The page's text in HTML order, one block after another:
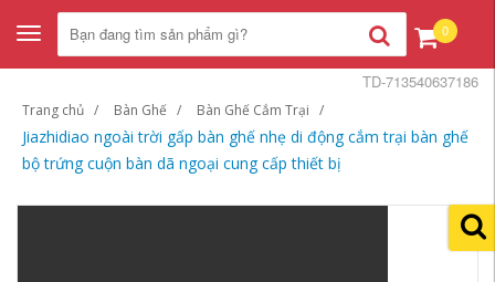
Toggle
navigation
0
Trang chủ Bàn Ghế Bàn Ghế Cắm Trại
Jiazhidiao ngoài trời gấp bàn ghế nhẹ di động cắm trại bàn ghế
bộ trứng cuộn bàn dã ngoại cung cấp thiết bị
TD-713540637186